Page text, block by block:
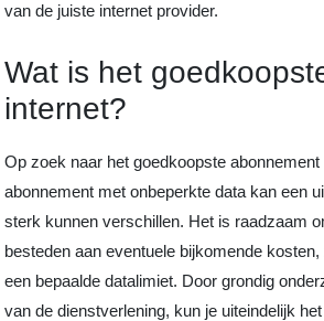
van de juiste internet provider.
Wat is het
internet?
Op zoek naar het goedkoopste
abonnement met onbeperkte data kan een
sterk kunnen verschillen. Het is raadzaam
besteden aan eventuele bijkomende
een bepaalde datalimiet. Door grondig
van de dienstverlening, kun je uiteindelijk